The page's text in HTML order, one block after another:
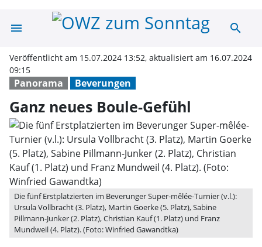
menu Ganz neuessearch
Panorama Beverungen
Veröffentlicht am 15.07.2024 13:52, aktualisiert am 16.07.2024
09:15
Ganz neues Boule-Gefühl
Die fünf Erstplatzierten im Beverunger Super-mêlée-Turnier (v.l.):
Ursula Vollbracht (3. Platz), Martin Goerke (5. Platz), Sabine
Pillmann-Junker (2. Platz), Christian Kauf (1. Platz) und Franz
Mundweil (4. Platz). (Foto: Winfried Gawandtka)